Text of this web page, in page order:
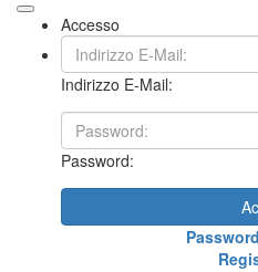
Accesso
Indirizzo E-Mail:
Password: